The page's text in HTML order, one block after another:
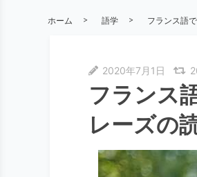
ホーム 語学 フランス語
2020年7月1日
フランス
レーズの